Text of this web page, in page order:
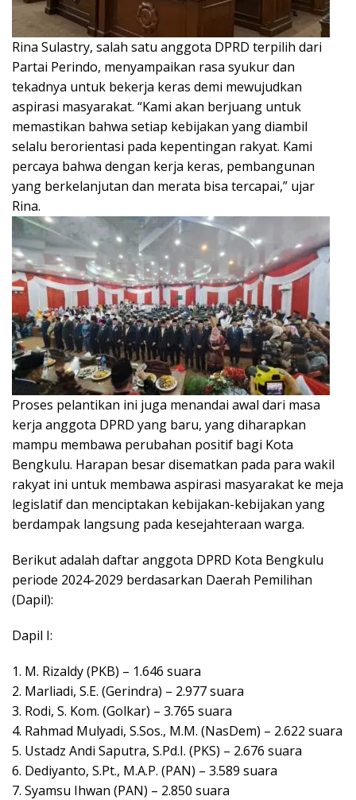
Rina Sulastry, salah satu anggota DPRD terpilih dari
Partai Perindo, menyampaikan rasa syukur dan
tekadnya untuk bekerja keras demi mewujudkan
aspirasi masyarakat. “Kami akan berjuang untuk
memastikan bahwa setiap kebijakan yang diambil
selalu berorientasi pada kepentingan rakyat. Kami
percaya bahwa dengan kerja keras, pembangunan
yang berkelanjutan dan merata bisa tercapai,” ujar
Rina.
Proses pelantikan ini juga menandai awal dari masa
kerja anggota DPRD yang baru, yang diharapkan
mampu membawa perubahan positif bagi Kota
Bengkulu. Harapan besar disematkan pada para wakil
rakyat ini untuk membawa aspirasi masyarakat ke meja
legislatif dan menciptakan kebijakan-kebijakan yang
berdampak langsung pada kesejahteraan warga.
Berikut adalah daftar anggota DPRD Kota Bengkulu
periode 2024-2029 berdasarkan Daerah Pemilihan
(Dapil):
Dapil I:
1. M. Rizaldy (PKB) – 1.646 suara
2. Marliadi, S.E. (Gerindra) – 2.977 suara
3. Rodi, S. Kom. (Golkar) – 3.765 suara
4. Rahmad Mulyadi, S.Sos., M.M. (NasDem) – 2.622 suara
5. Ustadz Andi Saputra, S.Pd.I. (PKS) – 2.676 suara
6. Dediyanto, S.Pt., M.A.P. (PAN) – 3.589 suara
7. Syamsu Ihwan (PAN) – 2.850 suara